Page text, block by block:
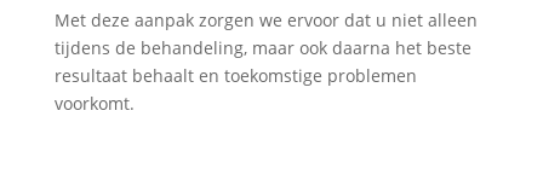
Met deze aanpak zorgen we ervoor dat u niet alleen
tijdens de behandeling, maar ook daarna het beste
resultaat behaalt en toekomstige problemen
voorkomt.